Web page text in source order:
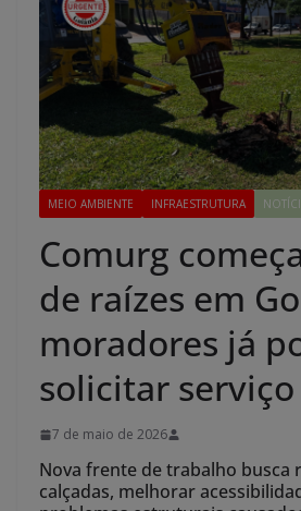
MEIO AMBIENTE INFRAESTRUTURA
Comurg
de raízes em
moradores já
solicitar
7 de maio de 2026
Nova frente de trabalho busca
calçadas, melhorar